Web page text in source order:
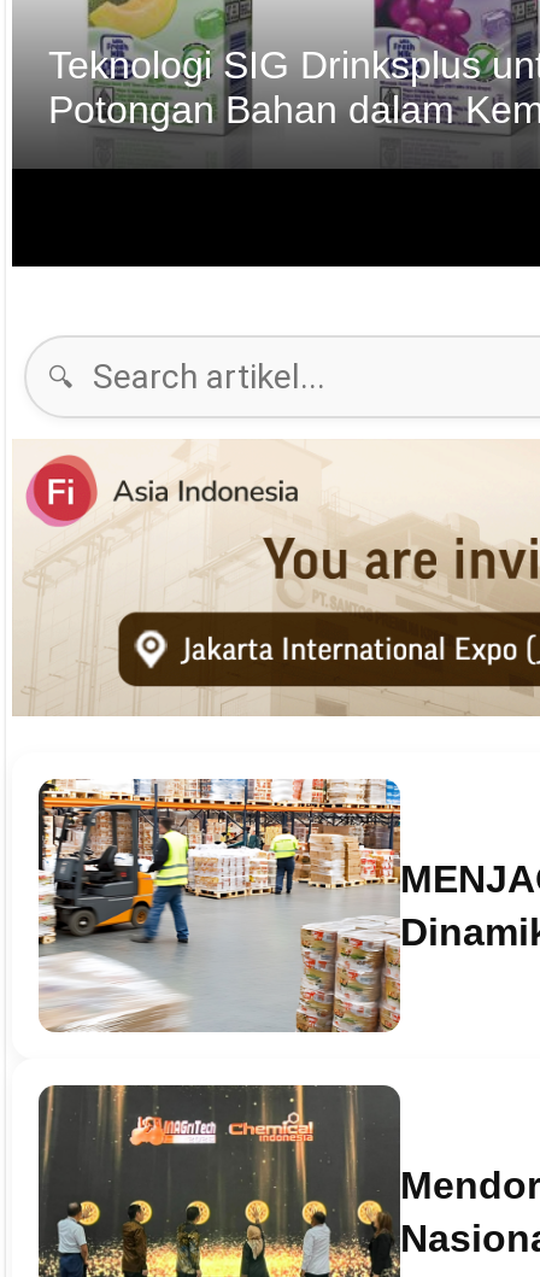
Teknologi SIG Drinksplus
Potongan Bahan dalam
🔍